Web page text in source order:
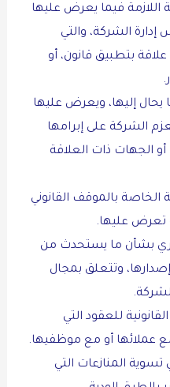
اللازمة فيما يعرض عليها
الشركة، والتي
بتطبيق قانون، أو
يحال إليها، ويعرض عليها
الشركة على إبرامها
الجهات ذات العلاقة
الخاصة بالموقف القانوني
تعرض عليها.
بشأن ما يستحدث من
وتتعلق بمجال
للعقود التي
عملائها أو مع موظفيها.
المنازعات التي